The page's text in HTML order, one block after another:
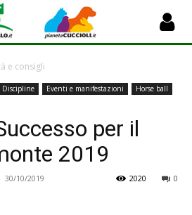
e consigli
Discipline Eventi e manifestazioni
Horse ball
per il
2019
30/10/2019 0
2020